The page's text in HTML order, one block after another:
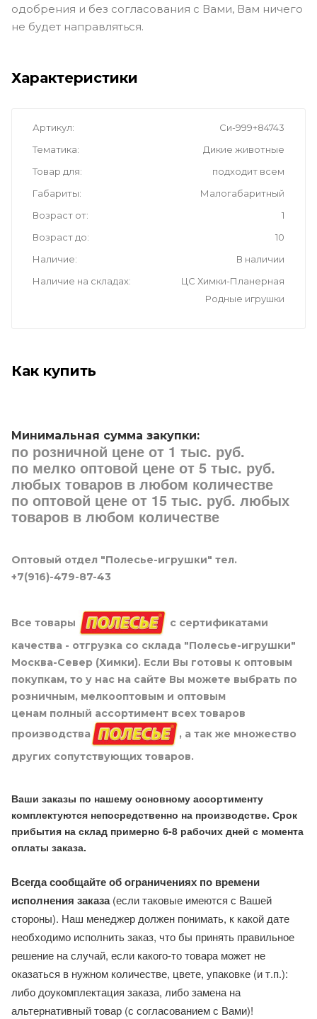
одобрения и без согласования с Вами, Вам ничего
не будет направляться.
Характеристики
Артикул
Си-999+84743
Тематика
Дикие животные
Товар для
подходит всем
Габариты
Малогабаритный
Возраст от
1
Возраст до
10
Наличие
В наличии
Наличие на складах
ЦС Химки-Планерная
Родные игрушки
Как купить
Минимальная сумма закупки:
по розничной цене от 1 тыс. руб.
по мелко оптовой цене от 5 тыс. руб.
любых товаров в любом количестве
по оптовой цене от 15 тыс. руб. любых
товаров в любом количестве
Оптовый отдел "Полесье-игрушки" тел.
+7(916)-479-87-43
Все товары
с сертификатами
качества - отгрузка со склада "Полесье-игрушки"
Москва-Север (Химки). Если Вы готовы к оптовым
покупкам, то у нас на сайте Вы можете выбрать по
розничным, мелкооптовым и оптовым
ценам полный ассортимент всех товаров
производства
, а так же множество
других сопутствующих товаров.
Ваши заказы по нашему основному ассортименту
комплектуются непосредственно на производстве. Срок
прибытия на склад примерно 6-8 рабочих дней с момента
оплаты заказа.
Всегда сообщайте об ограничениях по времени
исполнения заказа(если таковые имеются с Вашей
стороны). Наш менеджер должен понимать, к какой дате
необходимо исполнить заказ, что бы принять правильное
решение на случай, если какого-то товара может не
оказаться в нужном количестве, цвете, упаковке (и т.п.):
либо доукомплектация заказа, либо замена на
альтернативный товар (с согласованием с Вами)!